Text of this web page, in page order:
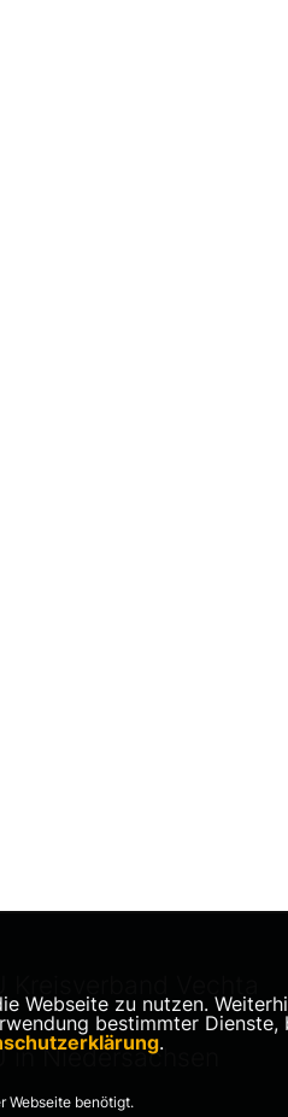
in Niedersachsen
Webseite zu nutzen.
bestimmter
.
Webseite benötigt.